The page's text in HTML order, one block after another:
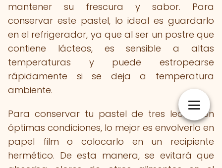
mantener su frescura y sabor. Para
conservar este pastel, lo ideal es guardarlo
en el refrigerador, ya que al ser un postre que
contiene lácteos, es sensible a altas
temperaturas y puede estropearse
rápidamente si se deja a temperatura
ambiente.
Para conservar tu pastel de tres leches en
óptimas condiciones, lo mejor es envolverlo en
papel film o colocarlo en un recipiente
hermético. De esta manera, se evitará que